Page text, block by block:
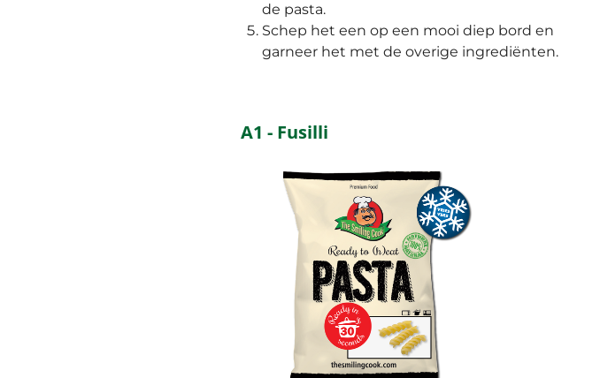
de pasta.
Schep het een op een mooi diep bord en
garneer het met de overige ingrediënten.
A1 - Fusilli